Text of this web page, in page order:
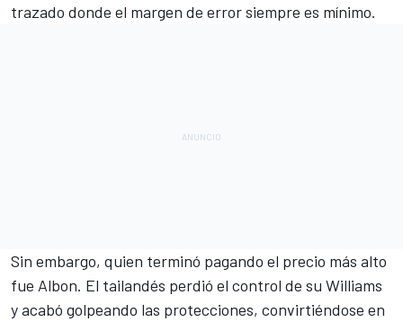
trazado donde el margen de error siempre es mínimo.
Sin embargo, quien terminó pagando el precio más alto
fue Albon. El tailandés perdió el control de su Williams
y acabó golpeando las protecciones, convirtiéndose en